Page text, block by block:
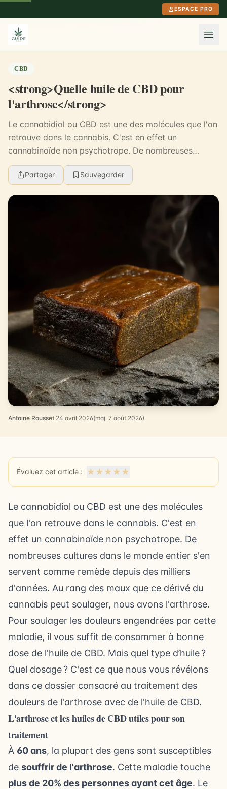
ESPACE PRO
CBD
<strong>Quelle huile de CBD pour
l'arthrose</strong>
Le cannabidiol ou CBD est une des molécules que l'on
retrouve dans le cannabis. C'est en effet un
cannabinoïde non psychotrope. De nombreuses
cultures dans le monde entier s'en servent comme
remède ...
Partager Sauvegarder
Antoine Rousset·24 avril 2026(maj. 7 août 2026)
Évaluez cet article : ★ ★ ★ ★ ★
Le cannabidiol ou CBD est une des molécules
que l'on retrouve dans le cannabis. C'est en
effet un cannabinoïde non psychotrope. De
nombreuses cultures dans le monde entier s'en
servent comme remède depuis des milliers
d'années. Au rang des maux que ce dérivé du
cannabis peut soulager, nous avons l'arthrose.
Pour soulager les douleurs engendrées par cette
maladie, il vous suffit de consommer à bonne
dose de l'huile de CBD. Mais quel type d’huile ?
Quel dosage ? C'est ce que nous vous révélons
dans ce dossier consacré au traitement des
douleurs de l'arthrose avec de l'huile de CBD.
L'arthrose et les huiles de CBD utiles pour son
traitement
À 60 ans, la plupart des gens sont susceptibles
de souffrir de l'arthrose. Cette maladie touche
plus de 20% des personnes ayant cet âge. Le